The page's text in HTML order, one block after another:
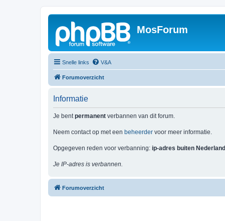
MosForum
Snelle links V&A
Forumoverzicht
Informatie
Je bentpermanent verbannen van dit forum.
Neem contact op met een beheerder voor meer informatie.
Opgegeven reden voor verbanning: ip-adres buiten Nederland
Je IP-adres is verbannen.
Forumoverzicht